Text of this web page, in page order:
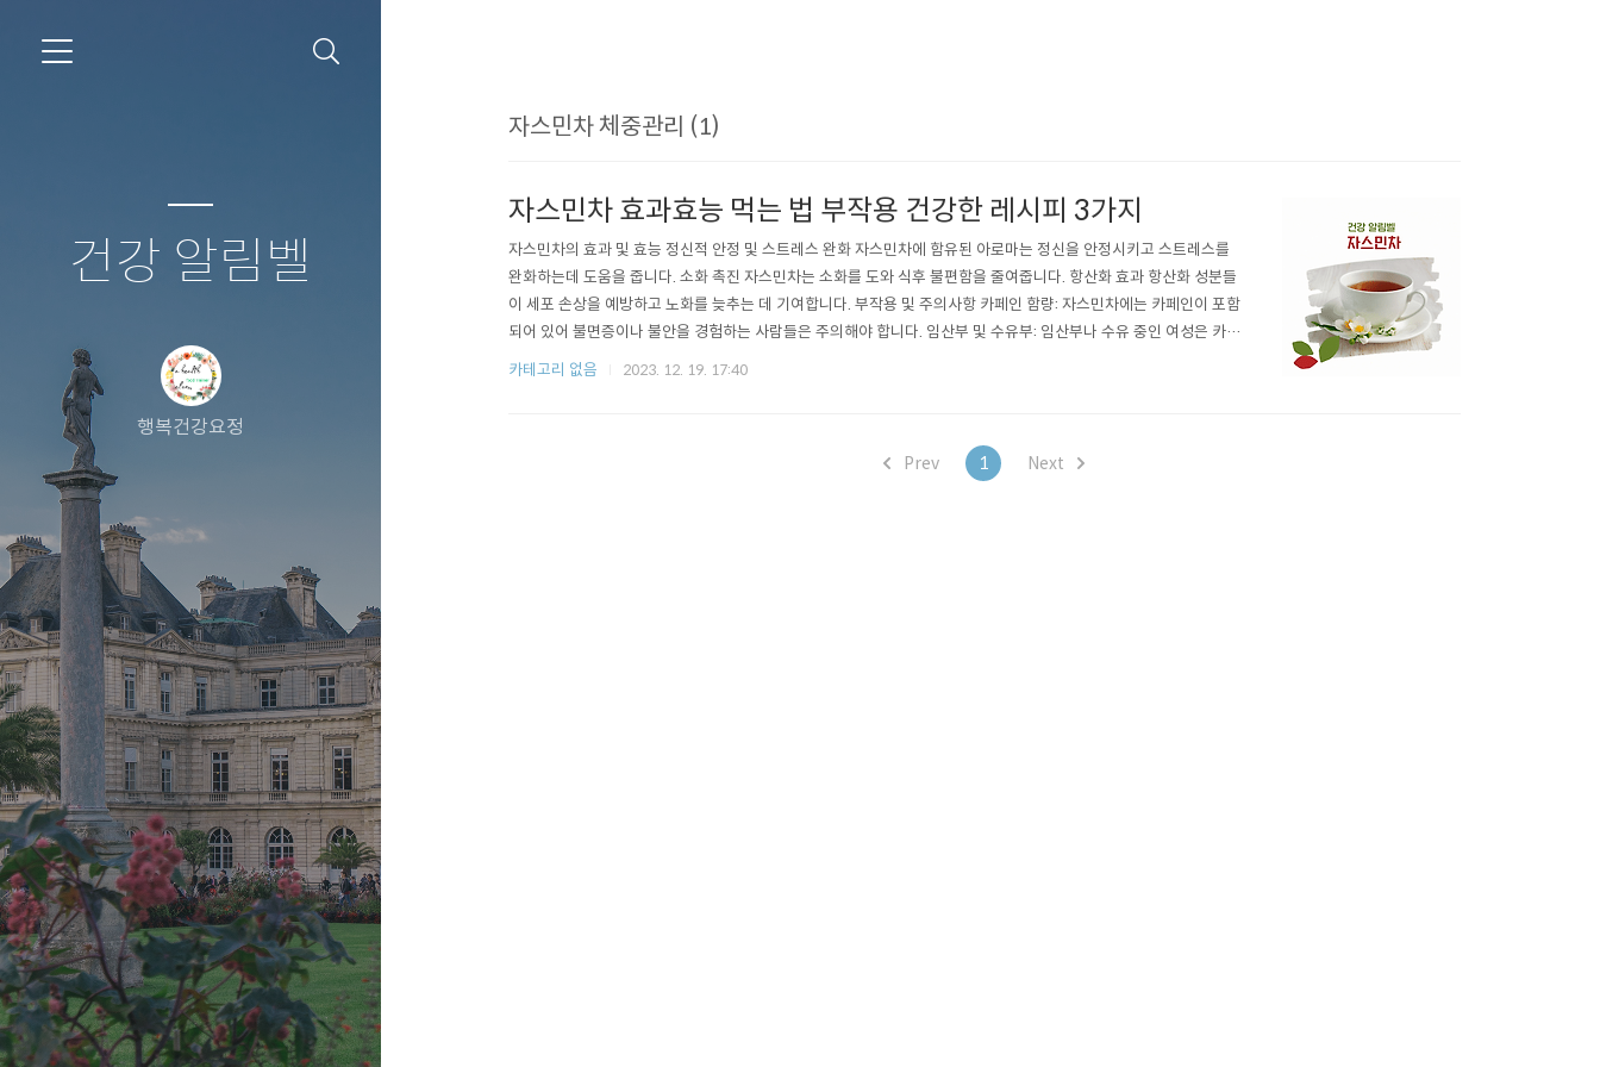
건강 알림벨
행복건강요정
자스민차 체중관리 (1)
자스민차 효과효능 먹는 법 부작용 건강한 레시피 3가지
자스민차의 효과 및 효능 정신적 안정 및 스트레스 완화 자스민차에 함유된 아로마는 정신을 안정시키고 스트레스를
완화하는데 도움을 줍니다. 소화 촉진 자스민차는 소화를 도와 식후 불편함을 줄여줍니다. 항산화 효과 항산화 성분들
이 세포 손상을 예방하고 노화를 늦추는 데 기여합니다. 부작용 및 주의사항 카페인 함량: 자스민차에는 카페인이 포함
되어 있어 불면증이나 불안을 경험하는 사람들은 주의해야 합니다. 임산부 및 수유부: 임산부나 수유 중인 여성은 카페
인 섭취에 주의해야 합니다. 특정 약물과의 상호작용: 특정 약물과 함께 섭취할 경우 부작용이 발생할 수 있으므로 의사
카테고리 없음 2023. 12. 19. 17:40
Prev 1 Next